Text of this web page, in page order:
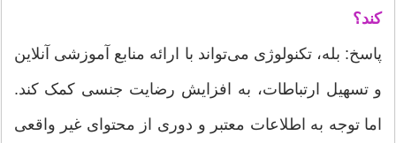
کند؟
پاسخ: بله، تکنولوژی می‌تواند با ارائه منابع آموزشی آنلاین
و تسهیل ارتباطات، به افزایش رضایت جنسی کمک کند.
اما توجه به اطلاعات معتبر و دوری از محتوای غیر واقعی